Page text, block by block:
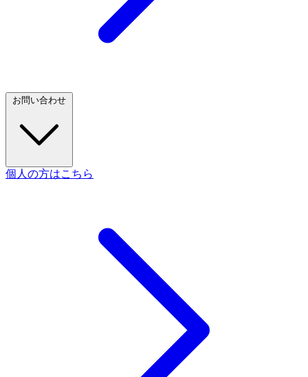
お問い合わせ
個人の方はこちら